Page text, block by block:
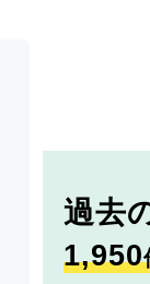
過去
1,950